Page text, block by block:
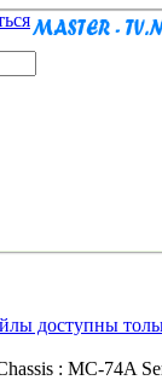
доступны
: MC-74A